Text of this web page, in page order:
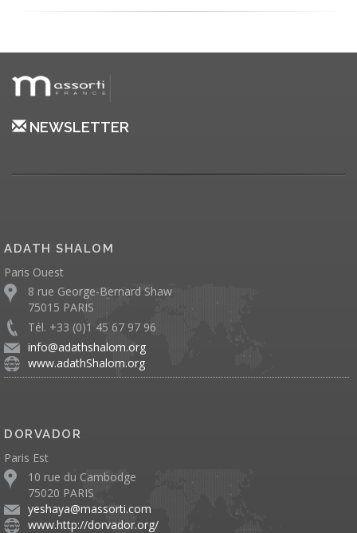
NEWSLETTER
ADATH SHALOM
Paris Ouest
8 rue George-Bernard Shaw
75015 PARIS
Tél. +33 (0)1 45 67 97 96
info@adathshalom.org
www.adathShalom.org
DORVADOR
Paris Est
10 rue du Cambodge
75020 PARIS
yeshaya@massorti.com
www.http://dorvador.org/